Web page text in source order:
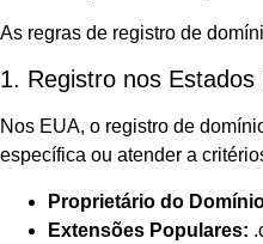
As regras de registro de
1. Registro nos Estados
Nos EUA, o registro de
específica ou atender a
Proprietário do
Extensões Populares: